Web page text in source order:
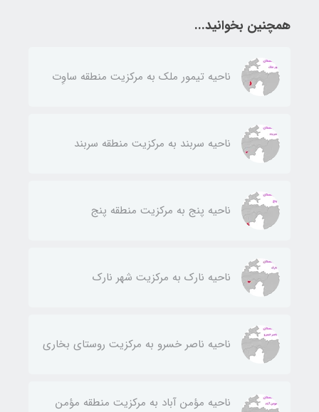
همچنین بخوانید...
ناحيه تيمور ملك به مركزيت منطقه ساوِت
ناحيه سربند به مركزيت منطقه سربند
ناحيه پنج به مركزيت منطقه پنج
ناحيه نارك به مركزيت شهر نارك
ناحيه ناصر خسرو به مركزيت روستای بخاری
ناحيه مؤمن آباد به مركزيت منطقه مؤمن